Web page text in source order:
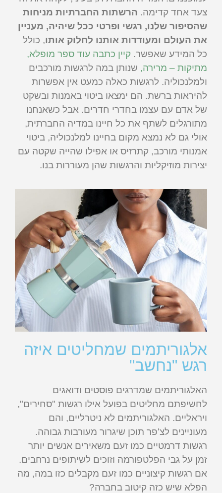
צעד אחד קדימה. הרשתות החברתיות מניחות
שהסיפור שלנו, רגשי ופרטי ככל שיהיה, מעניין
את העולם ומעודדות אותנו לחלוק אותו, כולל
כל המידע שאפשר. קיין כתבה עוד ספר מופלא,
מתיקות – מרירה, שנותן במה לרגשות מורכבים
ולמלנכוליה. לרגשות כאלה כמעט אין אפשרות
להיראות ברשת. הם ימצאו ביטוי באמנות ובשקט
של אדם עם עצמו בחדרי חדרים. אבל כשאנחנו
מתורגלים לשתף את כל חיינו במדיה החברתית,
אולי גם לא נמצא מקום בחיינו למלנכוליה, ביטוי
אמנותי מורכב, קתרזיס או אפילו שהייה שקטה עם
יצירות מוזיקליות והרגשות שהן מעוררות בנו.
אלגוריתמים שמחליטים איזה
רגש "נחשב"
האלגוריתמים שמדרגים פוסטים ודואגים
לחשיפתם מחליטים בפועל אילו רגשות "סחירים",
ויראליים. האלגוריתמים לא ניטרליים, והם
מעוניינים לצ'פר תוכן שיגרור מעורבות גבוהה.
רגשות דרמטיים כמו זעם משאירים אנשים יותר
זמן על גבי הפלטפורמה וזוכים לשיתופים נרחבים.
אם רגשות קיצוניים כמו זעם מקבלים כזו במה, מה
הפלא שיש כזה קיטוב בחברה?